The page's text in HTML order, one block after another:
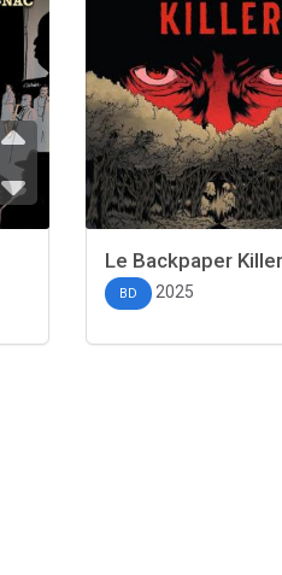
Le Backpaper Killer
BD 2025